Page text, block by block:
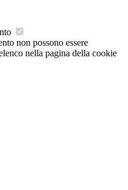
non possono essere
nella pagina della cookie